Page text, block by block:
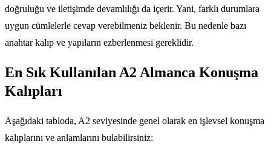
doğruluğu ve iletişimde devamlılığı da içerir. Yani, farklı durumlara
uygun cümlelerle cevap verebilmeniz beklenir. Bu nedenle bazı
anahtar kalıp ve yapıların ezberlenmesi gereklidir.
En Sık Kullanılan A2 Almanca Konuşma
Kalıpları
Aşağıdaki tabloda, A2 seviyesinde genel olarak en işlevsel konuşma
kalıplarını ve anlamlarını bulabilirsiniz: